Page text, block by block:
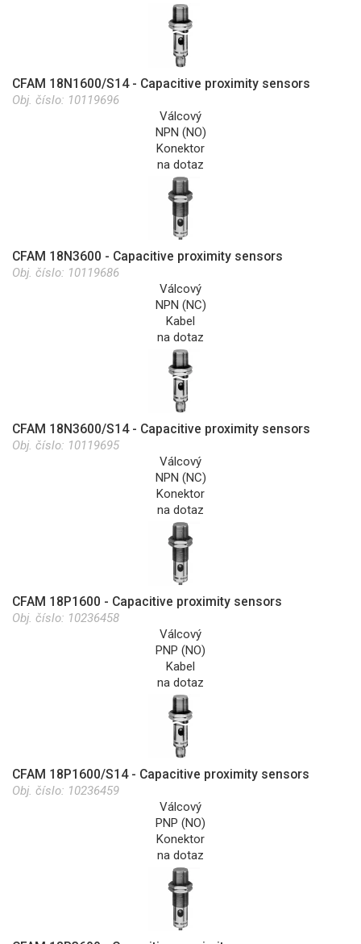
CFAM 18N1600/S14 - Capacitive proximity sensors
Obj. číslo: 10119696
Válcový
NPN (NO)
Konektor
na dotaz
CFAM 18N3600 - Capacitive proximity sensors
Obj. číslo: 10119686
Válcový
NPN (NC)
Kabel
na dotaz
CFAM 18N3600/S14 - Capacitive proximity sensors
Obj. číslo: 10119695
Válcový
NPN (NC)
Konektor
na dotaz
CFAM 18P1600 - Capacitive proximity sensors
Obj. číslo: 10236458
Válcový
PNP (NO)
Kabel
na dotaz
CFAM 18P1600/S14 - Capacitive proximity sensors
Obj. číslo: 10236459
Válcový
PNP (NO)
Konektor
na dotaz